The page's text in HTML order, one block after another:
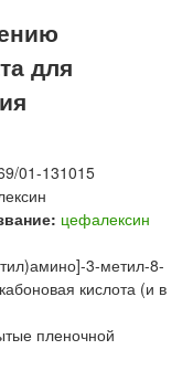
для
01-131015
цефалексин
3-метил-8-
кислота (и в
пленочной